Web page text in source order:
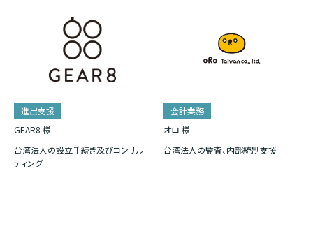
進出支援
GEAR8 様
台湾法人の設立手続き及びコンサル
ティング
会計業務
オロ 様
台湾法人の監査、内部統制支援